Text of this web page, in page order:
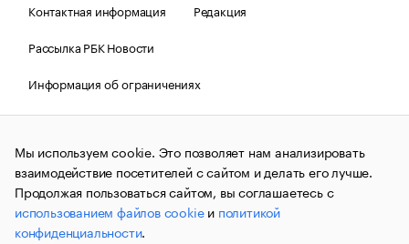
Контактная информация
Редакция
Рассылка РБК Новости
Информация об ограничениях
Правовая информация
О соблюдении авторских прав
© АО «РОСБИЗНЕСКОНСАЛТИНГ»,1995–2026.Сообщения
и материалы информационного агентства «РБК»
(зарегистрировано Федеральной службой по надзору в сфере
связи, информационных технологий и массовых
коммуникаций (Роскомнадзор) 09.12.2015 за номером ИА
№ФС77-63848) сопровождаются пометкой «РБК». Отдельные
Мы используем cookie. Это позволяет нам анализировать
взаимодействие посетителей с сайтом и делать его лучше.
Продолжая пользоваться сайтом, вы соглашаетесь с
использованием файлов cookieи политикой
конфиденциальности.